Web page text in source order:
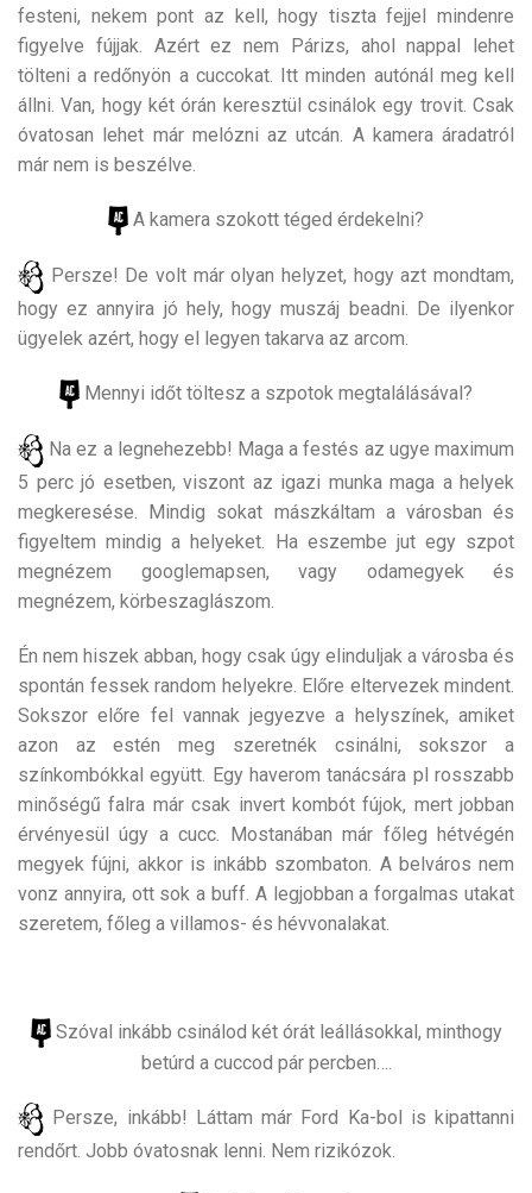
festeni, nekem pont az kell, hogy tiszta fejjel mindenre
figyelve fújjak. Azért ez nem Párizs, ahol nappal lehet
tölteni a redőnyön a cuccokat. Itt minden autónál meg kell
állni. Van, hogy két órán keresztül csinálok egy trovit. Csak
óvatosan lehet már melózni az utcán. A kamera áradatról
már nem is beszélve.
A kamera szokott téged érdekelni?
Persze! De volt már olyan helyzet, hogy azt mondtam,
hogy ez annyira jó hely, hogy muszáj beadni. De ilyenkor
ügyelek azért, hogy el legyen takarva az arcom.
Mennyi időt töltesz a szpotok megtalálásával?
Na ez a legnehezebb! Maga a festés az ugye maximum
5 perc jó esetben, viszont az igazi munka maga a helyek
megkeresése. Mindig sokat mászkáltam a városban és
figyeltem mindig a helyeket. Ha eszembe jut egy szpot
megnézem googlemapsen, vagy odamegyek és
megnézem, körbeszaglászom.
Én nem hiszek abban, hogy csak úgy elinduljak a városba és
spontán fessek random helyekre. Előre eltervezek mindent.
Sokszor előre fel vannak jegyezve a helyszínek, amiket
azon az estén meg szeretnék csinálni, sokszor a
színkombókkal együtt. Egy haverom tanácsára pl rosszabb
minőségű falra már csak invert kombót fújok, mert jobban
érvényesül úgy a cucc. Mostanában már főleg hétvégén
megyek fújni, akkor is inkább szombaton. A belváros nem
vonz annyira, ott sok a buff. A legjobban a forgalmas utakat
szeretem, főleg a villamos- és hévvonalakat.
Szóval inkább csinálod két órát leállásokkal, minthogy
betúrd a cuccod pár percben….
Persze, inkább! Láttam már Ford Ka-bol is kipattanni
rendőrt. Jobb óvatosnak lenni. Nem rizikózok.